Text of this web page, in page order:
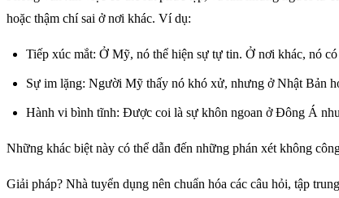
hoặc thậm chí sai ở nơi khác. Ví dụ:
Tiếp xúc mắt: Ở Mỹ, nó thể hiện sự tự tin. Ở nơi khác, nó
Sự im lặng: Người Mỹ thấy nó khó xử, nhưng ở Nhật Bản
Hành vi bình tĩnh: Được coi là sự khôn ngoan ở Đông Á
Những khác biệt này có thể dẫn đến những phán xét không
Giải pháp? Nhà tuyển dụng nên chuẩn hóa các câu hỏi, tập